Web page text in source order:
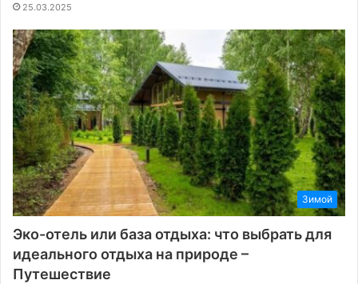
25.03.2025
Зимой
Эко-отель или база отдыха: что выбрать для
идеального отдыха на природе –
Путешествие